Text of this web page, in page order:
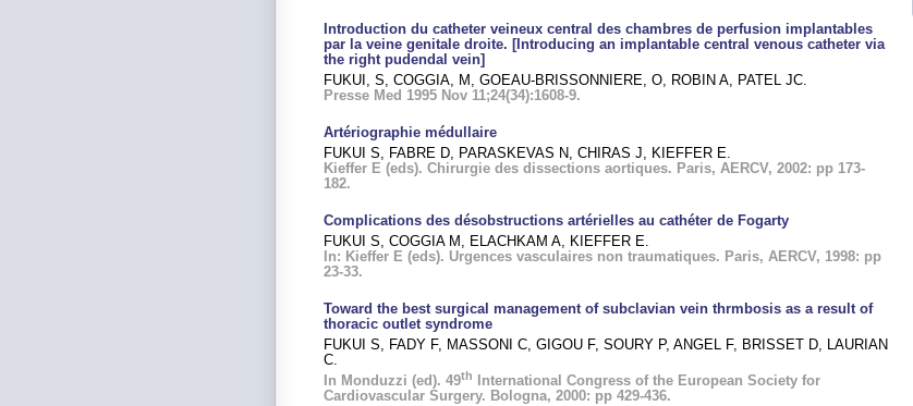
Introduction du catheter veineux central des chambres de perfusion implantables
par la veine genitale droite. [Introducing an implantable central venous catheter via
the right pudendal vein]
FUKUI, S, COGGIA, M, GOEAU-BRISSONNIERE, O, ROBIN A, PATEL JC.
Presse Med 1995 Nov 11;24(34):1608-9.
Artériographie médullaire
FUKUI S, FABRE D, PARASKEVAS N, CHIRAS J, KIEFFER E.
Kieffer E (eds). Chirurgie des dissections aortiques. Paris, AERCV, 2002: pp 173-
182.
Complications des désobstructions artérielles au cathéter de Fogarty
FUKUI S, COGGIA M, ELACHKAM A, KIEFFER E.
In: Kieffer E (eds). Urgences vasculaires non traumatiques. Paris, AERCV, 1998: pp
23-33.
Toward the best surgical management of subclavian vein thrmbosis as a result of
thoracic outlet syndrome
FUKUI S, FADY F, MASSONI C, GIGOU F, SOURY P, ANGEL F, BRISSET D, LAURIAN
C.
In Monduzzi (ed). 49th
International Congress of the European Society for
Cardiovascular Surgery. Bologna, 2000: pp 429-436.